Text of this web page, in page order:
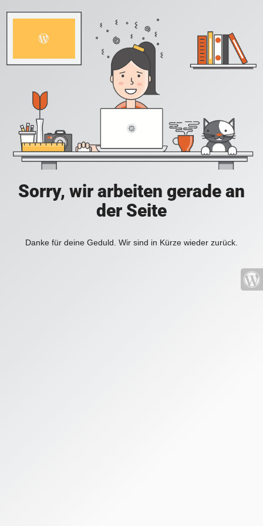
Sorry, wir arbeiten gerade an
der Seite
Danke für deine Geduld. Wir sind in Kürze wieder zurück.